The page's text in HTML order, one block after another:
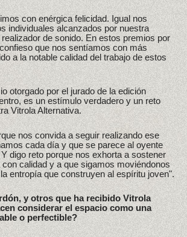
con enérgica felicidad. Igual nos
individuales alcanzados por nuestra
de sonido. En estos premios por
que nos sentíamos con más
a la notable calidad del trabajo de estos
otorgado por el jurado de la edición
es un estímulo verdadero y un reto
Vitrola Alternativa.
nos convida a seguir realizando ese
cada día y que se parece al oyente
digo reto porque nos exhorta a sostener
calidad y a que sigamos moviéndonos
entropía que construyen al espíritu joven".
y otros que ha recibido Vitrola
considerar el espacio como una
o perfectible?